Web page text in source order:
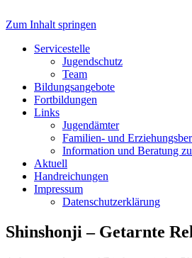
Servicestelle
Zum Inhalt springen
Servicestelle
Jugendschutz
Team
Bildungsangebote
Fortbildungen
Links
Jugendämter
Familien- und
Information und Beratung
Aktuell
Handreichungen
Impressum
Datenschutzerklärung
Shinshonji – Getarnte